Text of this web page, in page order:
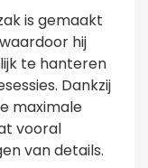
is gemaakt
hij
te hanteren
Dankzij
maximale
vooral
van details.